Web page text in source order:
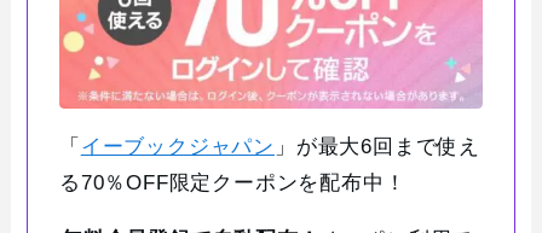
「 イーブックジャパン 」が最大6回まで使え
る70％OFF限定クーポンを配布中！